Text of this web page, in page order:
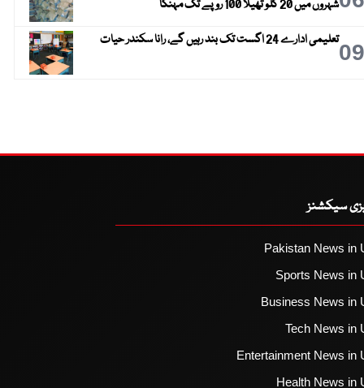
شہروں میں 20 کلو تھیلا 100 روپے تک مہنگا
09تعلیمی ادارے 24 اگست تک بند رہیں گے، رانا سکندر حیات
سیکشنز
Pakistan News in
Sports News in
Business News in
Tech News in
Entertainment News in
Health News in